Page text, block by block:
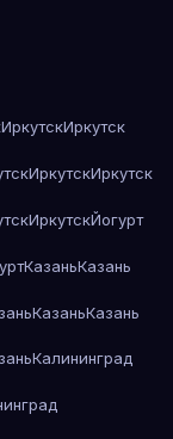
ИркутскИркутск
ИркутскИркутск
ИркутскЙогурт
КазаньКазань
КазаньКазань
Калининград